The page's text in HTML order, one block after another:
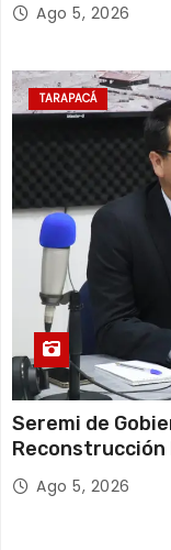
Ago 5, 2026
TARAPACÁ
Seremi de
Reconstrucción
y el empleo en
Ago 5, 2026